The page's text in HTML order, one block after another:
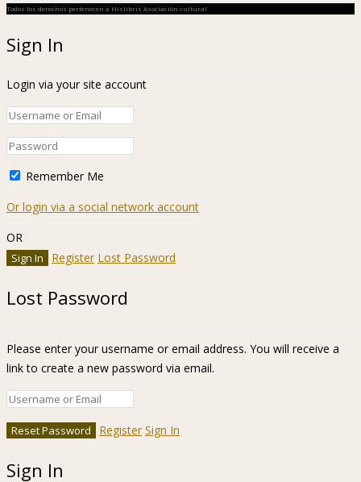
Todos los derechos pertenecen a Hislibris Asociación cultural
Sign In
Login via your site account
Remember Me
Or login via a social network account
OR
Register Lost Password
Lost Password
Please enter your username or email address. You will receive a
link to create a new password via email.
Register Sign In
Sign In